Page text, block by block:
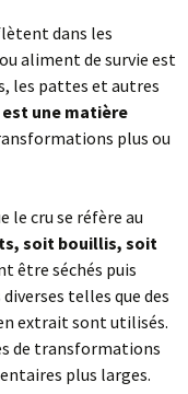
dans les
aliment de survie est
les pattes et autres
est une matière
plus ou
le cru se réfère au
soit bouillis, soit
être séchés puis
telles que des
extrait sont utilisés.
de transformations
plus larges.